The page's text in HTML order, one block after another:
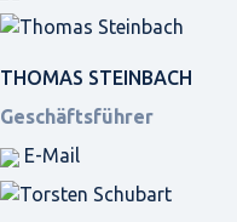
THOMAS STEINBACH
Geschäftsführer
E-Mail